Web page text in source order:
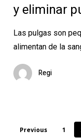
y
pulgas
de
tu
hogar
y eliminar
Las pulgas son
alimentan de la
Regi
Previous 1